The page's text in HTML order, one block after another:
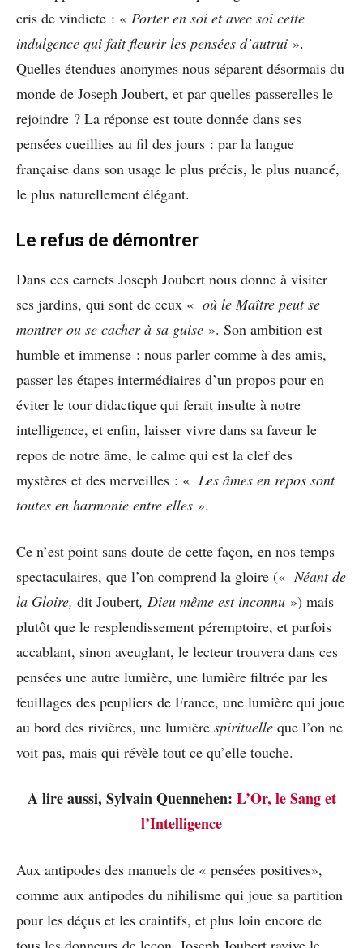
cris de vindicte : « Porter en soi et avec soi cette
indulgence qui fait fleurir les pensées d’autrui ».
Quelles étendues anonymes nous séparent désormais du
monde de Joseph Joubert, et par quelles passerelles le
rejoindre ? La réponse est toute donnée dans ses
pensées cueillies au fil des jours : par la langue
française dans son usage le plus précis, le plus nuancé,
le plus naturellement élégant.
Le refus de démontrer
Dans ces carnets Joseph Joubert nous donne à visiter
ses jardins, qui sont de ceux « où le Maître peut se
montrer ou se cacher à sa guise ». Son ambition est
humble et immense : nous parler comme à des amis,
passer les étapes intermédiaires d’un propos pour en
éviter le tour didactique qui ferait insulte à notre
intelligence, et enfin, laisser vivre dans sa faveur le
repos de notre âme, le calme qui est la clef des
mystères et des merveilles : « Les âmes en repos sont
toutes en harmonie entre elles ».
Ce n’est point sans doute de cette façon, en nos temps
spectaculaires, que l’on comprend la gloire (« Néant de
la Gloire, dit Joubert, Dieu même est inconnu ») mais
plutôt que le resplendissement péremptoire, et parfois
accablant, sinon aveuglant, le lecteur trouvera dans ces
pensées une autre lumière, une lumière filtrée par les
feuillages des peupliers de France, une lumière qui joue
au bord des rivières, une lumière spirituelle que l’on ne
voit pas, mais qui révèle tout ce qu’elle touche.
A lire aussi, Sylvain Quennehen: L’Or, le Sang et
l’Intelligence
Aux antipodes des manuels de « pensées positives»,
comme aux antipodes du nihilisme qui joue sa partition
pour les déçus et les craintifs, et plus loin encore de